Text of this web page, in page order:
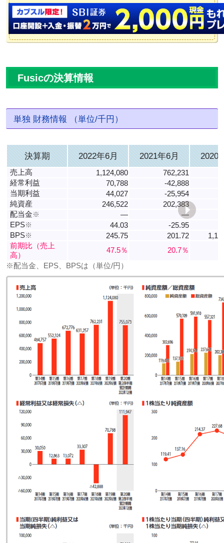
Fusicの決算情報
単独 財務情報 （単位/千円）
決算期 2022年6月 2021年6月 2020
売上高 1,124,080
762,231
経常利益
70,788
-42,888
当期利益
44,027
-25,954
純資産
246,522
202,383
配当金※ ―
―
EPS※ 44.03 -25.95
BPS※ 245.75 201.72
前期比（売上
高）
47.5％
20.7％
※配当金、EPS、BPSは（単位/円）